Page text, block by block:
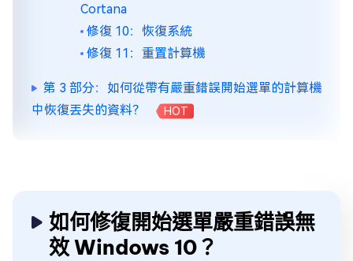
Cortana
修復 10：恢復系統
修復 11：重置計算機
第 3 部分：如何從帶有嚴重錯誤開始選單的計算機
中恢復丟失的資料？
HOT
如何修復開始選單嚴重錯誤無
效 Windows 10？